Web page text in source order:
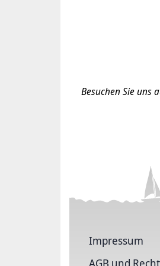
Besuchen Sie uns
Impressum
AGB und